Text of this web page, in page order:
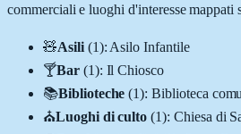
commerciali e luoghi d'interesse mappati
🧸Asili (1): Asilo Infantile
🍸Bar (1): Il Chiosco
📚Biblioteche (1):Biblioteca
⛪Luoghi di culto (1): Chiesa di